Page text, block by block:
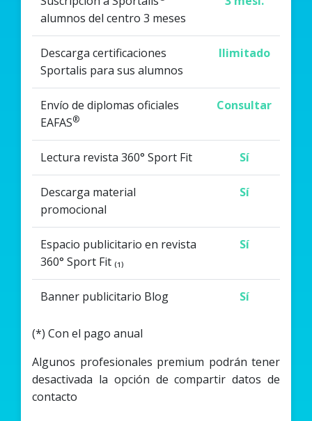
alumnos del centro 3 meses
Descarga certificaciones
Sportalis para sus alumnos
Ilimitado
Envío de diplomas oficiales
EAFAS®
Consultar
Lectura revista 360° Sport Fit Sí
Descarga material
promocional
Sí
Espacio publicitario en revista
360° Sport Fit ₍₁₎
Sí
Banner publicitario Blog Sí
(*) Con el pago anual
Algunos profesionales premium podrán tener
desactivada la opción de compartir datos de
contacto